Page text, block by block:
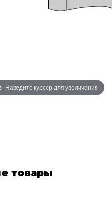
Наведите курсор для увеличения
товары